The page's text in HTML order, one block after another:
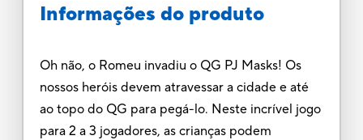
Informações do produto
Oh não, o Romeu invadiu o QG PJ Masks! Os
nossos heróis devem atravessar a cidade e até
ao topo do QG para pegá-lo. Neste incrível jogo
para 2 a 3 jogadores, as crianças podem